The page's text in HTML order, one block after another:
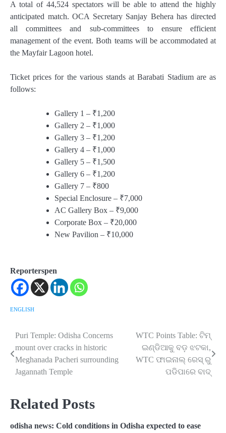
A total of 44,524 spectators will be able to attend the highly
anticipated match. OCA Secretary Sanjay Behera has directed
all committees and sub-committees to ensure efficient
management of the event. Both teams will be accommodated at
the Mayfair Lagoon hotel.
Ticket prices for the various stands at Barabati Stadium are as
follows:
Gallery 1 – ₹1,200
Gallery 2 – ₹1,000
Gallery 3 – ₹1,200
Gallery 4 – ₹1,000
Gallery 5 – ₹1,500
Gallery 6 – ₹1,200
Gallery 7 – ₹800
Special Enclosure – ₹7,000
AC Gallery Box – ₹9,000
Corporate Box – ₹20,000
New Pavilion – ₹10,000
Reporterspen
ENGLISH
Post
navigation
Puri Temple: Odisha Concerns
mount over cracks in historic
Meghanada Pacheri surrounding
Jagannath Temple
WTC Points Table: ଟିମ୍
ଇଣ୍ଡିଆକୁ ବଡ଼ ଝଟକା,
WTC ଫାଇନାଲ୍ ରେସ୍ ରୁ
ପଡିପାରେ ବାଦ୍
Related Posts
odisha news: Cold conditions in Odisha expected to ease